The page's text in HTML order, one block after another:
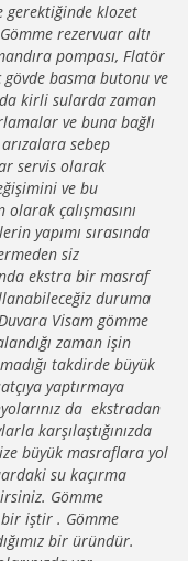
gerektiğinde klozet
rezervuar altı
pompası, Flatör
basma butonu ve
kirli sularda zaman
ve buna bağlı
sebep
servis olarak
ve bu
çalışmasını
yapımı sırasında
siz
ekstra bir masraf
duruma
Visam gömme
zaman işin
takdirde büyük
yaptırmaya
da ekstradan
karşılaştığınızda
büyük masraflara yol
su kaçırma
Gömme
iştir . Gömme
bir üründür.